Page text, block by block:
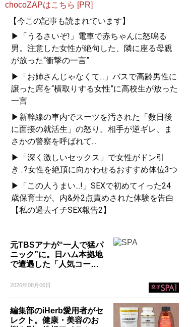
chocoZAPはこちら [PR]
【今この記事も読まれています】
▶「うるさいぞ!」電車で赤ちゃんに怒鳴る
男。注意した女性が絶句した、隣に座る母親
が放った“衝撃の一言”
▶「お姉さんじゃなくて...」バスで高齢男性に
譲った席を“横取りする女性”に高校生が放った
一言
▶新幹線の車内でスーツを汚された「数日後
に面接の就活生」の怒り。相手が逆ギレ、ま
さかの警察を呼ばれて...
▶「深く激しいセックス」で女性がドン引
き...?女性を絶頂に向かわせるおすすめ体位3つ
▶「この人うまい...!」SEXで初めてイった24
歳保育士が、内&外2点責めされた体験を告白
【私の過去イチSEX報告2】
元TBSアナが“一人で猛パ
ニック”に。日ハム本拠地
で遭遇した「人気コー…
2026年08月06日
編集部のiHerb愛用者がセ
レクト。健康・美容のお